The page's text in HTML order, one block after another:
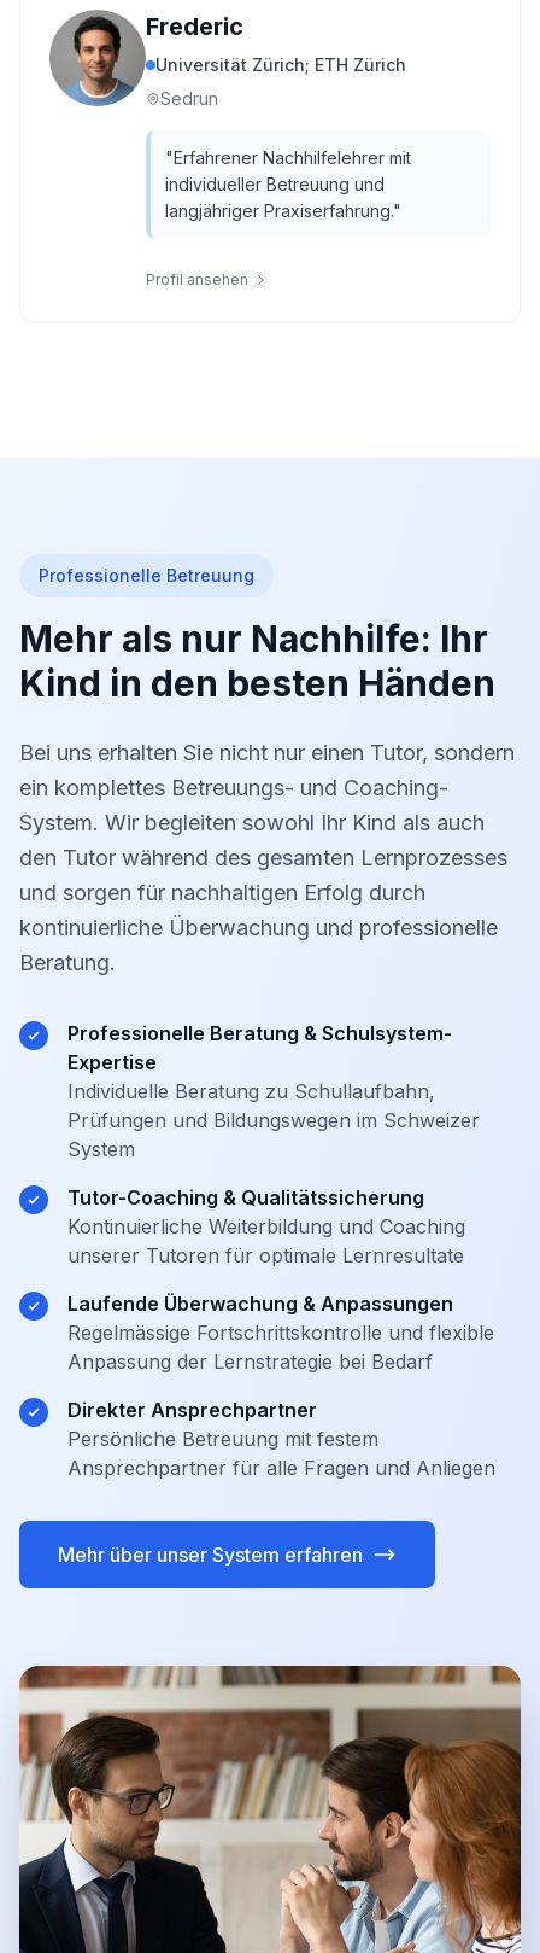
Frederic
Universität Zürich; ETH Zürich
Sedrun
"Erfahrener Nachhilfelehrer mit
individueller Betreuung und
langjähriger Praxiserfahrung."
Profil ansehen
Professionelle Betreuung
Mehr als nur Nachhilfe: Ihr
Kind in den besten Händen
Bei uns erhalten Sie nicht nur einen Tutor, sondern
ein komplettes Betreuungs- und Coaching-
System. Wir begleiten sowohl Ihr Kind als auch
den Tutor während des gesamten Lernprozesses
und sorgen für nachhaltigen Erfolg durch
kontinuierliche Überwachung und professionelle
Beratung.
Professionelle Beratung & Schulsystem-
Expertise
Individuelle Beratung zu Schullaufbahn,
Prüfungen und Bildungswegen im Schweizer
System
Tutor-Coaching & Qualitätssicherung
Kontinuierliche Weiterbildung und Coaching
unserer Tutoren für optimale Lernresultate
Laufende Überwachung & Anpassungen
Regelmässige Fortschrittskontrolle und flexible
Anpassung der Lernstrategie bei Bedarf
Direkter Ansprechpartner
Persönliche Betreuung mit festem
Ansprechpartner für alle Fragen und Anliegen
Mehr über unser System erfahren